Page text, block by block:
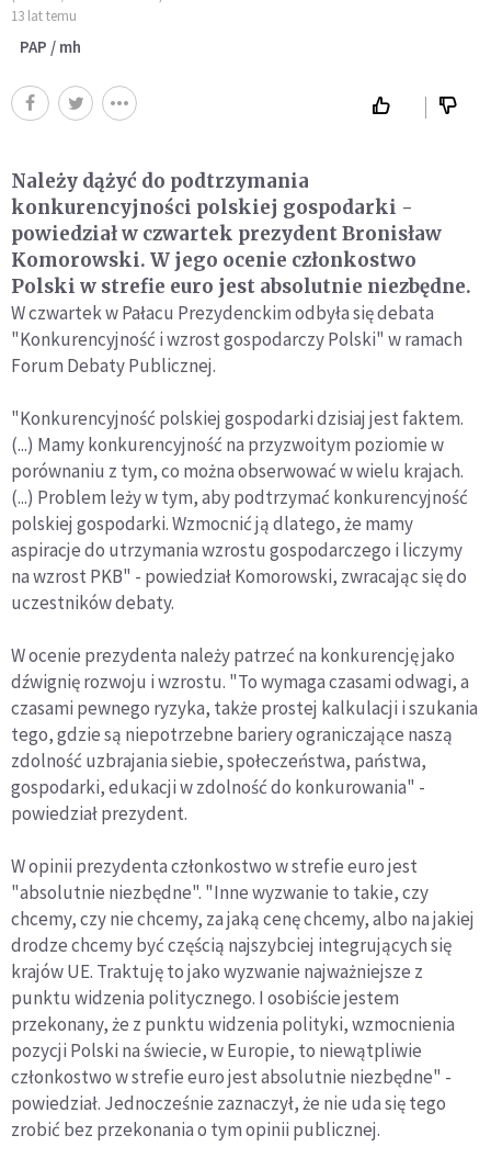
13 lat temu
PAP / mh
Należy dążyć do podtrzymania
konkurencyjności polskiej gospodarki -
powiedział w czwartek prezydent Bronisław
Komorowski. W jego ocenie członkostwo
Polski w strefie euro jest absolutnie niezbędne.
W czwartek w Pałacu Prezydenckim odbyła się debata
"Konkurencyjność i wzrost gospodarczy Polski" w ramach
Forum Debaty Publicznej.
"Konkurencyjność polskiej gospodarki dzisiaj jest faktem.
(...) Mamy konkurencyjność na przyzwoitym poziomie w
porównaniu z tym, co można obserwować w wielu krajach.
(...) Problem leży w tym, aby podtrzymać konkurencyjność
polskiej gospodarki. Wzmocnić ją dlatego, że mamy
aspiracje do utrzymania wzrostu gospodarczego i liczymy
na wzrost PKB" - powiedział Komorowski, zwracając się do
uczestników debaty.
W ocenie prezydenta należy patrzeć na konkurencję jako
dźwignię rozwoju i wzrostu. "To wymaga czasami odwagi, a
czasami pewnego ryzyka, także prostej kalkulacji i szukania
tego, gdzie są niepotrzebne bariery ograniczające naszą
zdolność uzbrajania siebie, społeczeństwa, państwa,
gospodarki, edukacji w zdolność do konkurowania" -
powiedział prezydent.
W opinii prezydenta członkostwo w strefie euro jest
"absolutnie niezbędne". "Inne wyzwanie to takie, czy
chcemy, czy nie chcemy, za jaką cenę chcemy, albo na jakiej
drodze chcemy być częścią najszybciej integrujących się
krajów UE. Traktuję to jako wyzwanie najważniejsze z
punktu widzenia politycznego. I osobiście jestem
przekonany, że z punktu widzenia polityki, wzmocnienia
pozycji Polski na świecie, w Europie, to niewątpliwie
członkostwo w strefie euro jest absolutnie niezbędne" -
powiedział. Jednocześnie zaznaczył, że nie uda się tego
zrobić bez przekonania o tym opinii publicznej.